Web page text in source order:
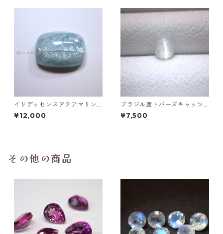
イリデッセンスアクアマリン
49.3ct 28.2mm*20.8mm*9.9
mm
¥12,000
ブラジル産トパーズキャッツ
アイ ラウンドカボションルー
ス 1.6ct 6.4mm*4.3mm
¥7,500
その他の商品